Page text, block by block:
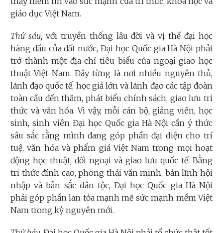
giáo dục Việt Nam.
Thứ sáu, với truyền thống lâu đời và vị thế đại học
hàng đầu của đất nước, Đại học Quốc gia Hà Nội phải
trở thành một địa chỉ tiêu biểu của ngoại giao học
thuật Việt Nam. Đây từng là nơi nhiều nguyên thủ,
lãnh đạo quốc tế, học giả lớn và lãnh đạo các tập đoàn
toàn cầu đến thăm, phát biểu chính sách, giao lưu tri
thức và văn hóa. Vì vậy, mỗi cán bộ, giảng viên, học
sinh, sinh viên Đại học Quốc gia Hà Nội cần ý thức
sâu sắc rằng mình đang góp phần đại diện cho trí
tuệ, văn hóa và phẩm giá Việt Nam trong mọi hoạt
động học thuật, đối ngoại và giao lưu quốc tế. Bằng
tri thức đỉnh cao, phong thái văn minh, bản lĩnh hội
nhập và bản sắc dân tộc, Đại học Quốc gia Hà Nội
phải góp phần lan tỏa mạnh mẽ sức mạnh mềm Việt
Nam trong kỷ nguyên mới.